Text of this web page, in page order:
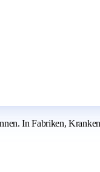
In Fabriken,